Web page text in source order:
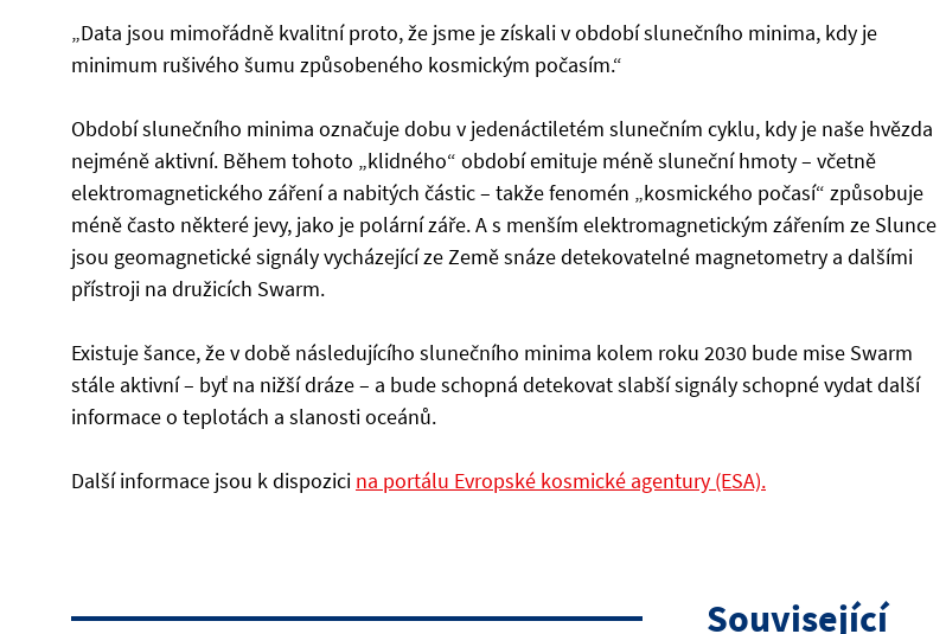
„Data jsou mimořádně kvalitní proto, že jsme je získali v období slunečního minima, kdy je
minimum rušivého šumu způsobeného kosmickým počasím.“
Období slunečního minima označuje dobu v jedenáctiletém slunečním cyklu, kdy je naše hvězda
nejméně aktivní. Během tohoto „klidného“ období emituje méně sluneční hmoty – včetně
elektromagnetického záření a nabitých částic – takže fenomén „kosmického počasí“ způsobuje
méně často některé jevy, jako je polární záře. A s menším elektromagnetickým zářením ze Slunce
jsou geomagnetické signály vycházející ze Země snáze detekovatelné magnetometry a dalšími
přístroji na družicích Swarm.
Existuje šance, že v době následujícího slunečního minima kolem roku 2030 bude mise Swarm
stále aktivní – byť na nižší dráze – a bude schopná detekovat slabší signály schopné vydat další
informace o teplotách a slanosti oceánů.
Další informace jsou k dispozici na portálu Evropské kosmické agentury (ESA).
Související